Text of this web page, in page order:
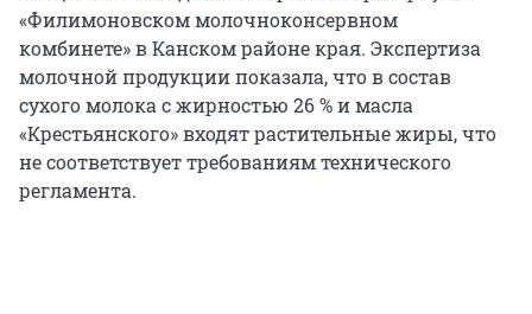
«Филимоновском молочноконсервном
комбинете» в Канском районе края. Экспертиза
молочной продукции показала, что в состав
сухого молока с жирностью 26 % и масла
«Крестьянского» входят растительные жиры, что
не соответствует требованиям технического
регламента.